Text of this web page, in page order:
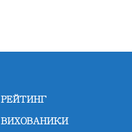
РЕЙТИНГ
ВИХОВАНИКИ